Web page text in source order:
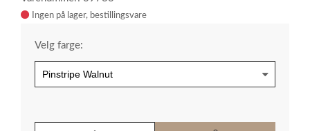
Ingen på lager
Velg farge: